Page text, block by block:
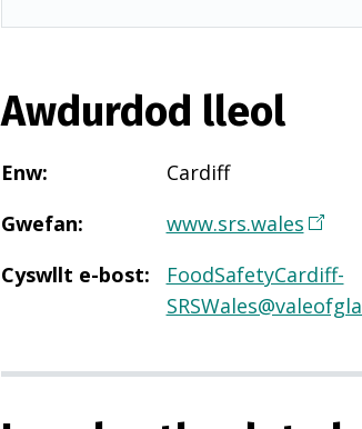
Awdurdod lleol
Enw:
Cardiff
Gwefan: www.srs.wales (
n
a
o
Cyswllt e-bost:
FoodSafetyCardiff-